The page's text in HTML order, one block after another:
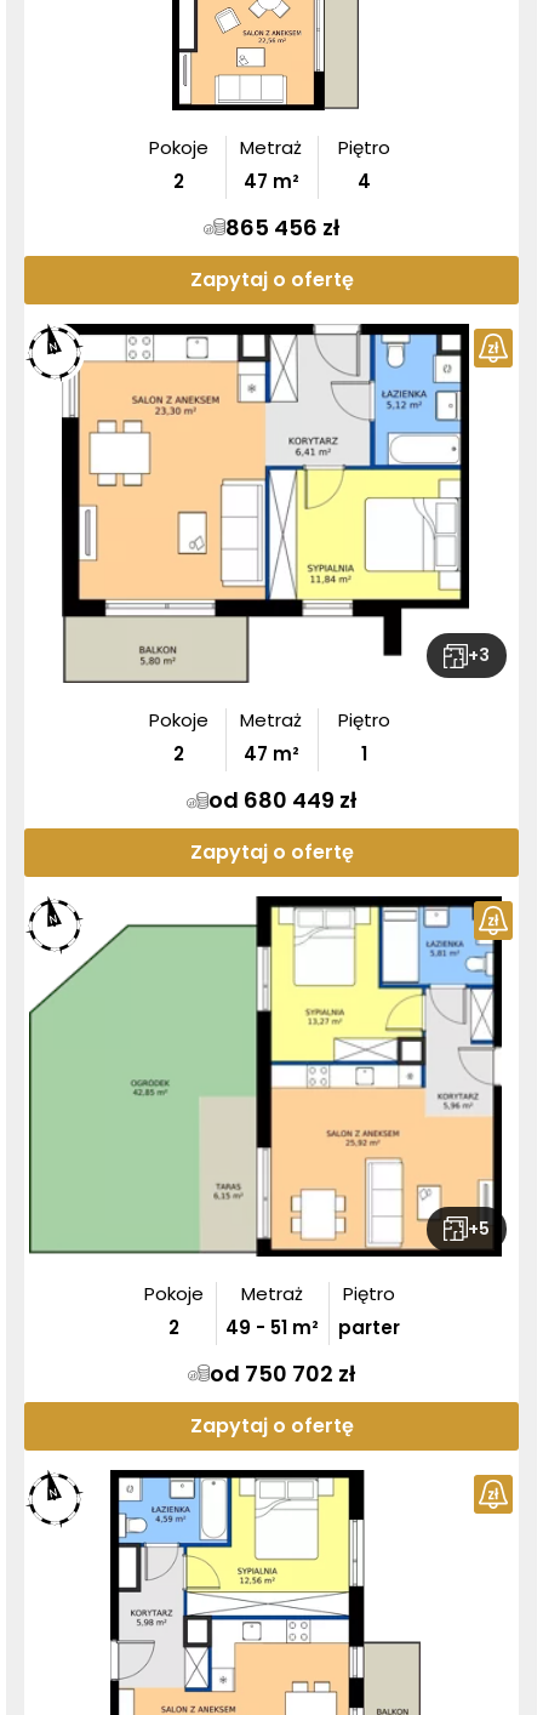
Pokoje
2
Metraż
47 m²
Piętro
4
865 456 zł
Zapytaj o ofertę
+3
Pokoje
2
Metraż
47 m²
Piętro
1
od 680 449 zł
Zapytaj o ofertę
+5
Pokoje
2
Metraż
49 - 51m²
Piętro
parter
od 750 702 zł
Zapytaj o ofertę